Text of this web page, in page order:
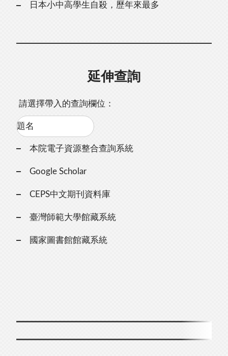
日本小中高學生自殺，歷年來最多
延伸查詢
請選擇帶入的查詢欄位：
本院電子資源整合查詢系統
Google Scholar
CEPS中文期刊資料庫
臺灣師範大學館藏系統
國家圖書館館藏系統